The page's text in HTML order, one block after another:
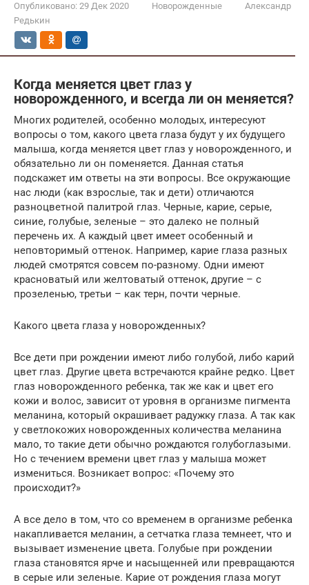
Опубликовано: 29 Дек 2020 Новорожденные
Александр
Редькин
Когда меняется цвет глаз у
новорожденного, и всегда ли он меняется?
Многих родителей, особенно молодых, интересуют
вопросы о том, какого цвета глаза будут у их будущего
малыша, когда меняется цвет глаз у новорожденного, и
обязательно ли он поменяется. Данная статья
подскажет им ответы на эти вопросы. Все окружающие
нас люди (как взрослые, так и дети) отличаются
разноцветной палитрой глаз. Черные, карие, серые,
синие, голубые, зеленые – это далеко не полный
перечень их. А каждый цвет имеет особенный и
неповторимый оттенок. Например, карие глаза разных
людей смотрятся совсем по-разному. Одни имеют
красноватый или желтоватый оттенок, другие – с
прозеленью, третьи – как терн, почти черные.
Какого цвета глаза у новорожденных?
Все дети при рождении имеют либо голубой, либо карий
цвет глаз. Другие цвета встречаются крайне редко. Цвет
глаз новорожденного ребенка, так же как и цвет его
кожи и волос, зависит от уровня в организме пигмента
меланина, который окрашивает радужку глаза. А так как
у светлокожих новорожденных количества меланина
мало, то такие дети обычно рождаются голубоглазыми.
Но с течением времени цвет глаз у малыша может
измениться. Возникает вопрос: «Почему это
происходит?»
А все дело в том, что со временем в организме ребенка
накапливается меланин, а сетчатка глаза темнеет, что и
вызывает изменение цвета. Голубые при рождении
глаза становятся ярче и насыщенней или превращаются
в серые или зеленые. Карие от рождения глаза могут